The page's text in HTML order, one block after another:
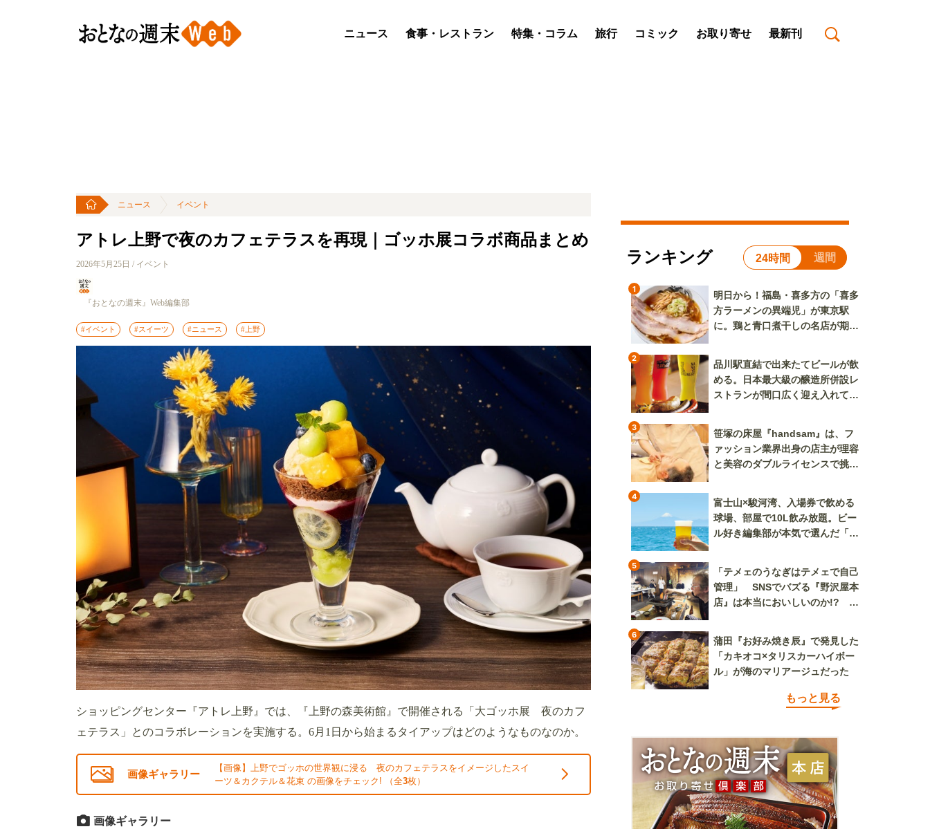
ニュース 食事・レストラン 特集・コラム 旅行 コミック お取り寄せ 最新刊
ニュース イベント
アトレ上野で夜のカフェテラスを再現｜ゴッホ展コラボ商品まとめ
2026年5月25日 / イベント
『おとなの週末』Web編集部
#イベント #スイーツ #ニュース #上野
ショッピングセンター『アトレ上野』では、『上野の森美術館』で開催される「大ゴッホ展 夜のカフ
ェテラス」とのコラボレーションを実施する。6月1日から始まるタイアップはどのようなものなのか。
画像ギャラリー
【画像】上野でゴッホの世界観に浸る 夜のカフェテラスをイメージしたスイ
ーツ＆カクテル＆花束 の画像をチェック! （全3枚）
画像ギャラリー
ランキング 24時間 週間
1
明日から！福島・喜多方の「喜多
方ラーメンの異端児」が東京駅
に。鶏と青口煮干しの名店が期間
2
品川駅直結で出来たてビールが飲
める。日本最大級の醸造所併設レ
ストランが間口広く迎え入れてく
3
笹塚の床屋『handsam』は、フ
ァッション業界出身の店主が理容
と美容のダブルライセンスで挑む
4
富士山×駿河湾、入場券で飲める
球場、部屋で10L飲み放題。ビー
ル好き編集部が本気で選んだ「ビ
5
「テメェのうなぎはテメェで自己
管理」 SNSでバズる『野沢屋本
店』は本当においしいのか!? い
6
蒲田『お好み焼き辰』で発見した
「カキオコ×タリスカーハイボー
ル」が海のマリアージュだった
もっと見る